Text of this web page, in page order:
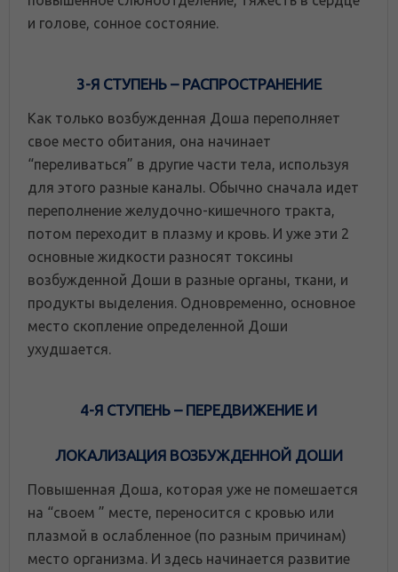
и голове, сонное состояние.
3-Я СТУПЕНЬ – РАСПРОСТРАНЕНИЕ
Как только возбужденная Доша переполняет
свое место обитания, она начинает
“переливаться” в другие части тела, используя
для этого разные каналы. Обычно сначала идет
переполнение желудочно-кишечного тракта,
потом переходит в плазму и кровь. И уже эти 2
основные жидкости разносят токсины
возбужденной Доши в разные органы, ткани, и
продукты выделения. Одновременно, основное
место скопление определенной Доши
ухудшается.
4-Я СТУПЕНЬ – ПЕРЕДВИЖЕНИЕ И
ЛОКАЛИЗАЦИЯ ВОЗБУЖДЕННОЙ ДОШИ
Повышенная Доша, которая уже не помешается
на “своем ” месте, переносится с кровью или
плазмой в ослабленное (по разным причинам)
место организма. И здесь начинается развитие